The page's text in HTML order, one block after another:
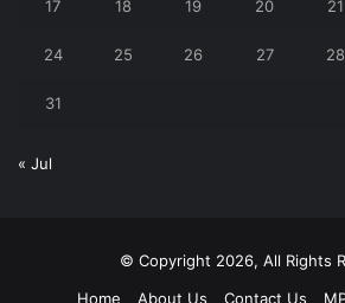
17 18 19 20 21
24 25 26 27 28
31
« Jul
© Copyright 2026, All Rights
Home
About Us Contact Us